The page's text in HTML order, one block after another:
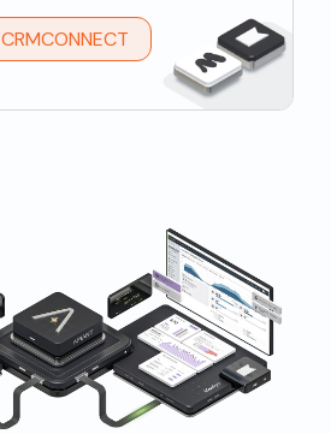
CRMCONNECT